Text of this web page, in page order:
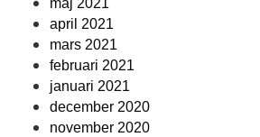
maj 2021
april 2021
mars 2021
februari 2021
januari 2021
december 2020
november 2020